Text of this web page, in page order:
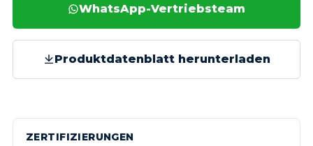
WhatsApp-Vertriebsteam
Produktdatenblatt herunterladen
ZERTIFIZIERUNGEN